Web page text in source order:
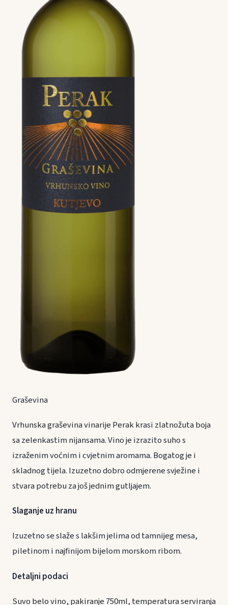
Graševina
Vrhunska graševina vinarije Perak krasi zlatnožuta boja
sa zelenkastim nijansama. Vino je izrazito suho s
izraženim voćnim i cvjetnim aromama. Bogatog je i
skladnog tijela. Izuzetno dobro odmjerene svježine i
stvara potrebu za još jednim gutljajem.
Slaganje uz hranu
Izuzetno se slaže s lakšim jelima od tamnijeg mesa,
piletinom i najfinijom bijelom morskom ribom.
Detaljni podaci
Suvo belo vino, pakiranje 750ml, temperatura serviranja